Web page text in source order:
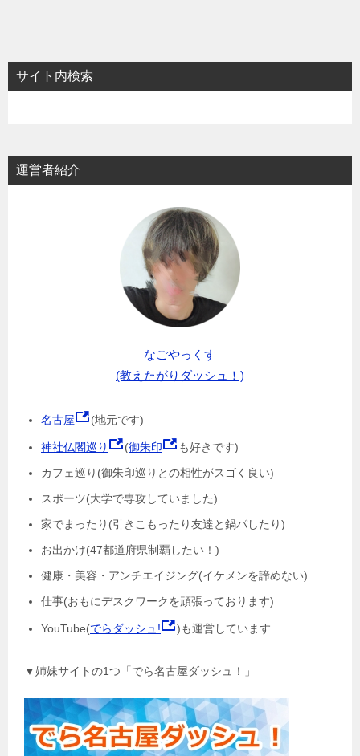
サイト内検索
運営者紹介
なごやっくす
(教えたがりダッシュ！)
名古屋 (地元です)
神社仏閣巡り (御朱印
も好きです)
カフェ巡り(御朱印巡りとの相性がスゴく良い)
スポーツ(大学で専攻していました)
家でまったり(引きこもったり友達と鍋パしたり)
お出かけ(47都道府県制覇したい！)
健康・美容・アンチエイジング(イケメンを諦めない)
仕事(おもにデスクワークを頑張っております)
YouTube(でらダッシュ! )も運営しています
▼姉妹サイトの1つ「でら名古屋ダッシュ！」